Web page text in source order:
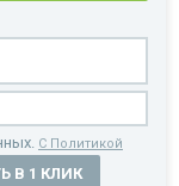
С Политикой
В 1 КЛИК